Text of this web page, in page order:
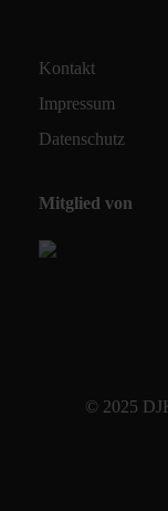
Kontakt
Impressum
Datenschutz
Mitglied von
© 2025